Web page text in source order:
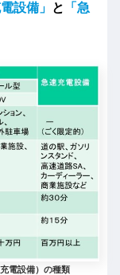
設備」 と
「急
電設備）の種類